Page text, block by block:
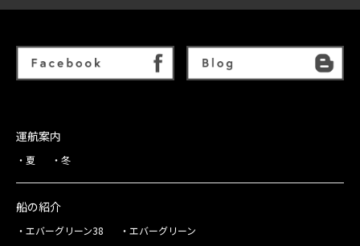
運航案内
夏 冬
船の紹介
エバーグリーン38 エバーグリーン